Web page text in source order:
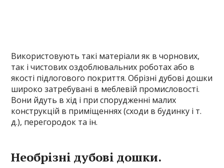
Використовують такі матеріали як в чорнових,
так і чистових оздоблювальних роботах або в
якості підлогового покриття. Обрізні дубові дошки
широко затребувані в меблевій промисловості.
Вони йдуть в хід і при спорудженні малих
конструкцій в приміщеннях (сходи в будинку і т.
д.), перегородок та ін.
Необрізні дубові дошки.